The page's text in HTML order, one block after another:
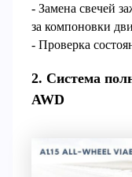
- Замена свечей
за компоновки
- Проверка
2. Система
AWD